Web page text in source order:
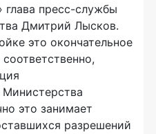
глава пресс-службы
Дмитрий Лысков.
это окончательное
это занимает
разрешений